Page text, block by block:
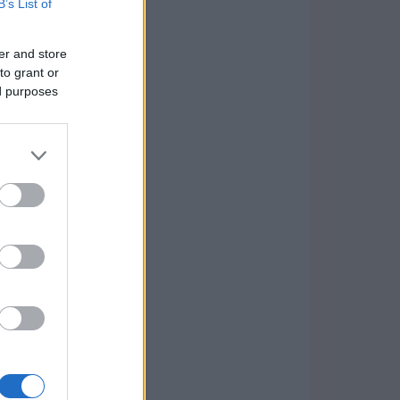
List of
and store
grant or
purposes